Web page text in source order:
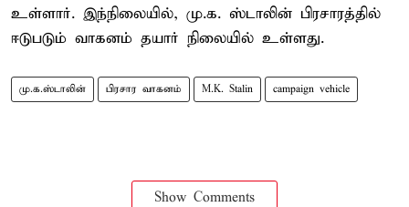
உள்ளார். இந்நிலையில், மு.க. ஸ்டாலின் பிரசாரத்தில்
ஈடுபடும் வாகனம் தயார் நிலையில் உள்ளது.
மு.க.ஸ்டாலின் பிரசார வாகனம் M.K. Stalin campaign vehicle
Show Comments